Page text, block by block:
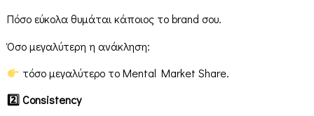
Πόσο εύκολα θυμάται κάποιος το brand σου.
Όσο μεγαλύτερη η ανάκληση:
τόσο μεγαλύτερο το Mental Market Share.
2Consistency